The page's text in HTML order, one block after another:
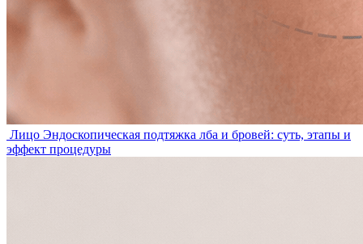
Лицо Эндоскопическая подтяжка лба и бровей: суть, этапы и
эффект процедуры